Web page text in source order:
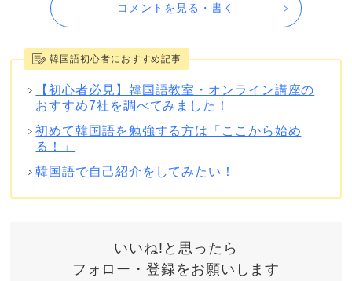
コメントを見る・書く
韓国語初心者におすすめ記事
【初心者必見】韓国語教室・オンライン講座の
おすすめ7社を調べてみました！
初めて韓国語を勉強する方は「ここから始め
る！」
韓国語で自己紹介をしてみたい！
いいね!と思ったら
フォロー・登録をお願いします